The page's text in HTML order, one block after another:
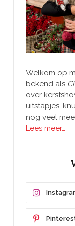
Welkom op
bekend als
over
uitstapjes,
nog veel
Lees meer…